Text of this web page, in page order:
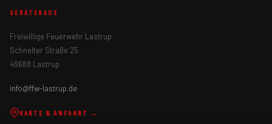
GERÄTEHAUS
Freiwillige Feuerwehr Lastrup
Schnelter Straße 25
49688 Lastrup
info@ffw-lastrup.de
KARTE & ANFAHRT →